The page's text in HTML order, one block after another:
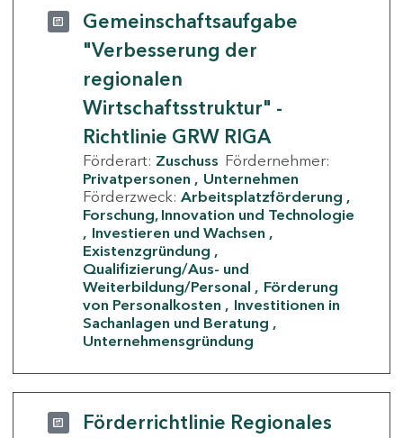
Gemeinschaftsaufgabe
"Verbesserung der
regionalen
Wirtschaftsstruktur" -
Richtlinie GRW RIGA
Förderart: Zuschuss Fördernehmer:
Privatpersonen
Unternehmen
Förderzweck: Arbeitsplatzförderung
Forschung, Innovation und Technologie
Investieren und Wachsen
Existenzgründung
Qualifizierung/Aus- und
Weiterbildung/Personal
Förderung
von Personalkosten
Investitionen in
Sachanlagen und Beratung
Unternehmensgründung
Förderrichtlinie Regionales